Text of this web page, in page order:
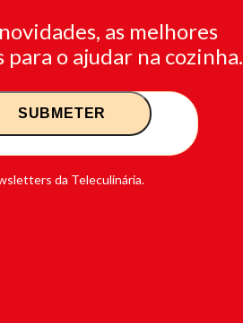
as melhores
o ajudar na cozinha.
da Teleculinária.